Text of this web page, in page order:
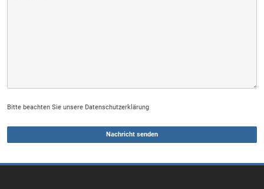
Bitte beachten Sie unsere Datenschutzerklärung
Nachricht senden